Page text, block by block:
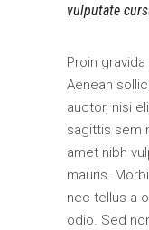
vulputate
Proin
Aenean
auctor, nisi
sagittis sem
amet nibh
mauris.
nec tellus a
odio. Sed